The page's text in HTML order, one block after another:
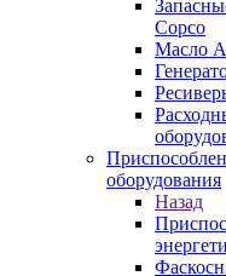
Copco
Масло
оборудования
Назад